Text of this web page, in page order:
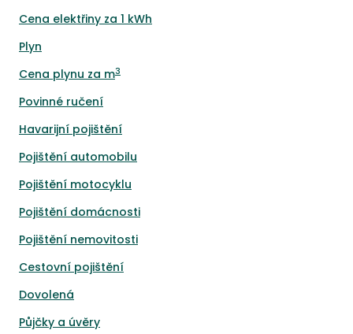
Cena elektřiny za 1 kWh
Plyn
Cena plynu za m3
Povinné ručení
Havarijní pojištění
Pojištění automobilu
Pojištění motocyklu
Pojištění domácnosti
Pojištění nemovitosti
Cestovní pojištění
Dovolená
Půjčky a úvěry